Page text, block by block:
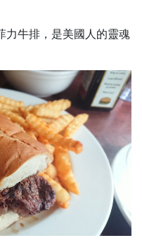
力牛排，是美國人的靈魂